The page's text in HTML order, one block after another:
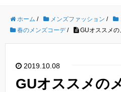
ホーム / メンズファッション /
春のメンズコーデ/ GUオススメの
2019.10.08
GUオススメの